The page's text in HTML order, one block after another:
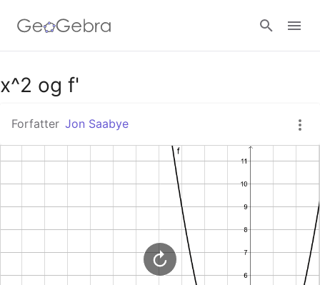
Google Classroom
GeoGebra Classroom
Log ind
x^2 og f'
Forfatter Jon Saabye